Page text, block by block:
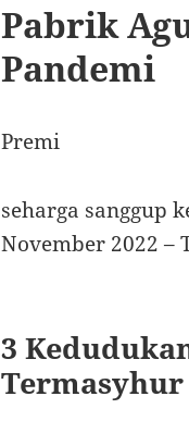
Pabrik
Pandemi
Premi
seharga sanggup
November 2022 –
3
Termasyhur